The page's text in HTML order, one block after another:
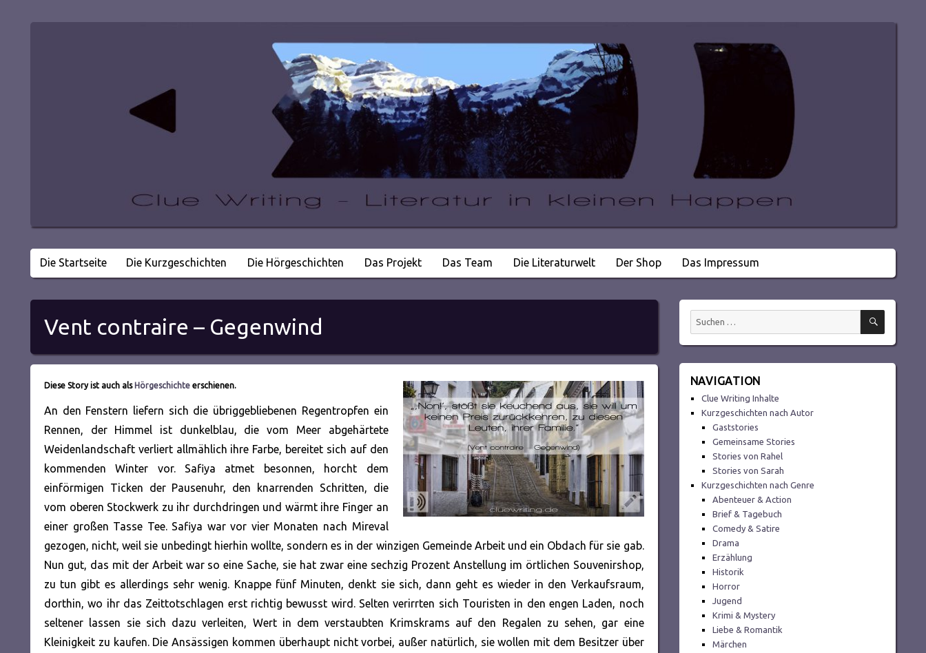
Clue Writing
Die Startseite Die Kurzgeschichten Die Hörgeschichten Das Projekt Das Team Die Literaturwelt Der Shop Das Impressum
Vent contraire – Gegenwind
Diese Story ist auch als Hörgeschichte erschienen.
An den Fenstern liefern sich die übriggebliebenen Regentropfen ein
Rennen, der Himmel ist dunkelblau, die vom Meer abgehärtete
Weidenlandschaft verliert allmählich ihre Farbe, bereitet sich auf den
kommenden Winter vor. Safiya atmet besonnen, horcht dem
einförmigen Ticken der Pausenuhr, den knarrenden Schritten, die
vom oberen Stockwerk zu ihr durchdringen und wärmt ihre Finger an
einer großen Tasse Tee. Safiya war vor vier Monaten nach Mireval
gezogen, nicht, weil sie unbedingt hierhin wollte, sondern es in der winzigen Gemeinde Arbeit und ein Obdach für sie gab.
Nun gut, das mit der Arbeit war so eine Sache, sie hat zwar eine sechzig Prozent Anstellung im örtlichen Souvenirshop,
zu tun gibt es allerdings sehr wenig. Knappe fünf Minuten, denkt sie sich, dann geht es wieder in den Verkaufsraum,
dorthin, wo ihr das Zeittotschlagen erst richtig bewusst wird. Selten verirrten sich Touristen in den engen Laden, noch
seltener lassen sie sich dazu verleiten, Wert in dem verstaubten Krimskrams auf den Regalen zu sehen, gar eine
Kleinigkeit zu kaufen. Die Ansässigen kommen überhaupt nicht vorbei, außer natürlich, sie wollen mit dem Besitzer über
Suchen
SUCHEN
NAVIGATION
Clue Writing Inhalte
Kurzgeschichten nach Autor
Gaststories
Gemeinsame Stories
Stories von Rahel
Stories von Sarah
Kurzgeschichten nach Genre
Abenteuer & Action
Brief & Tagebuch
Comedy & Satire
Drama
Erzählung
Historik
Horror
Jugend
Krimi & Mystery
Liebe & Romantik
Märchen